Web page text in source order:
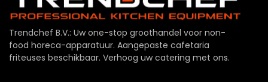
Trendchef B.V.: Uw one-stop groothandel voor non-
food horeca-apparatuur. Aangepaste cafetaria
friteuses beschikbaar. Verhoog uw catering met ons.